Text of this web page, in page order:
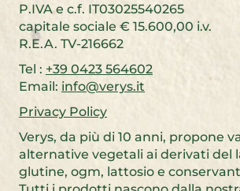
P.IVA e c.f. IT03025540265
capitale sociale € 15.600,00 i.v.
R.E.A. TV-216662
Tel : +39 0423 564602
Email: info@verys.it
Privacy Policy
Verys, da più di 10 anni, propone
alternative vegetali ai derivati del
glutine, ogm, lattosio e